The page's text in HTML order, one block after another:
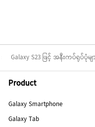
Galaxy S23 ဖြင့် အနီးကပ်ရုပ်ပုံမ
Product
Galaxy Smartphone
Galaxy Tab